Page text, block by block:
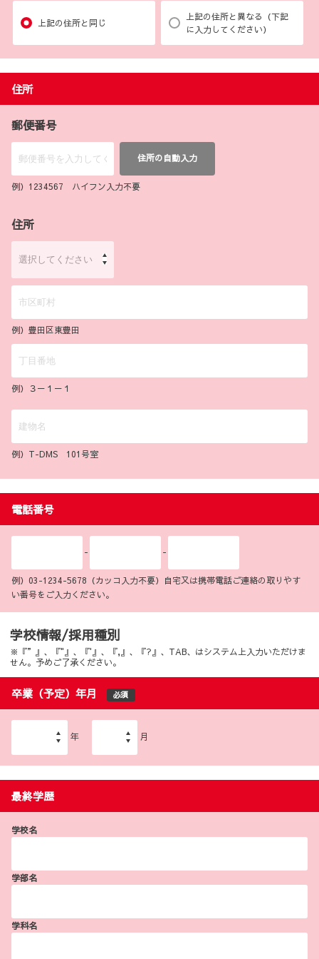
上記の住所と同じ
上記の住所と異なる（下記
に入力してください）
住所
郵便番号
住所の自動入力
例）1234567 ハイフン入力不要
住所
例）豊田区東豊田
例）３－１－１
例）T-DMS 101号室
電話番号
- -
例）03-1234-5678（カッコ入力不要）自宅又は携帯電話ご連絡の取りやす
い番号をご入力ください。
学校情報/採用種別
※『”』、『"』、『'』、『,』、『?』、TAB、はシステム上入力いただけま
せん。予めご了承ください。
卒業（予定）年月 必須
年 月
最終学歴
学校名
学部名
学科名